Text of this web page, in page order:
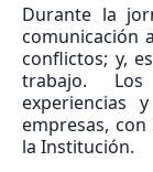
Durante la
comunicación
conflictos; y,
trabajo.
experiencias
empresas,
la Institución.